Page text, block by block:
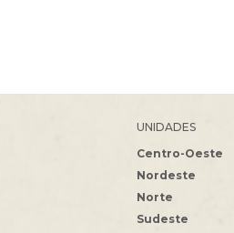
UNIDADES
Centro-Oeste
Nordeste
Norte
Sudeste